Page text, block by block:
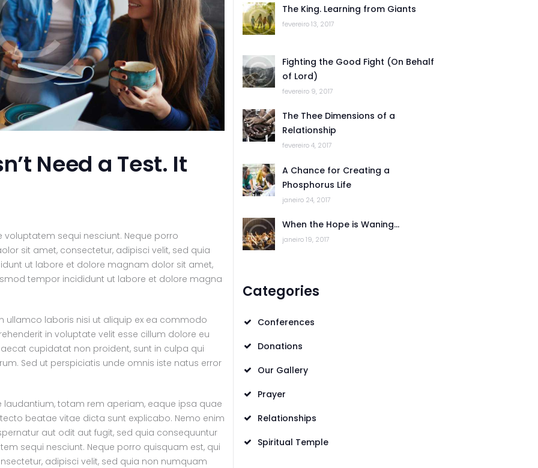
Need a Test. It
sequi nesciunt. Neque porro
sit amet, consectetur, adipisci velit, sed quia
ut labore et dolore magnam dolor sit amet,
tempor incididunt ut labore et dolore magna
ullamco laboris nisi ut aliquip ex ea commodo
in voluptate velit esse cillum dolore eu
cupidatat non proident, sunt in culpa qui
Sed ut perspiciatis unde omnis iste natus error
totam rem aperiam, eaque ipsa quae
beatae vitae dicta sunt explicabo. Nemo enim
aut odit aut fugit, sed quia consequuntur
sequi nesciunt. Neque porro quisquam est, qui
adipisci velit, sed quia non numquam
The King. Learning from Giants
fevereiro 13, 2017
Fighting the Good Fight (On Behalf
of Lord)
fevereiro 9, 2017
The Thee Dimensions of a
Relationship
fevereiro 4, 2017
A Chance for Creating a
Phosphorus Life
janeiro 24, 2017
When the Hope is Waning…
janeiro 19, 2017
Categories
Conferences
Donations
Our Gallery
Prayer
Relationships
Spiritual Temple